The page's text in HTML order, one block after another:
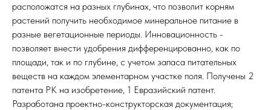
расположатся на разных глубинах, что позволит корням
растений получить необходимое минеральное питание в
разные вегетационные периоды. Инновационность -
позволяет внести удобрения дифференцированно, как по
площади, так и по глубине, с учетом запаса питательных
веществ на каждом элементарном участке поля. Получены 2
патента РК на изобретение, 1 Евразийский патент.
Разработана проектно-конструкторская документация;